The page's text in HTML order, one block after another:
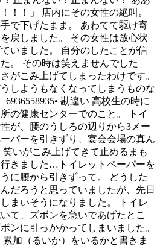
！！」 店内にその女性の絶叫。
で下げたまま。 あわてて駆け寄
戻しました。 その女性は放心状
いました。 自分のしたことが信
。 その時は笑えませんでした
がこみ上げてしまったわけです。
しようもなくなってしまうものな
勘違い 高校生の時に
の健康センターでのこと。 トイ
が、腰のうしろの辺りから3メー
パーを引きずり、宴会会場の真ん
いがこみ上げてきて止めるまも
きました…トイレットペーパーを
に腰から引きずって。 どうした
だろうと思っていましたが、先日
まいそうになりました。 トイレ
て、ズボンを急いであげたとこ
ンに引っかかってしまいました。
加（るいか）をいるかと書きま